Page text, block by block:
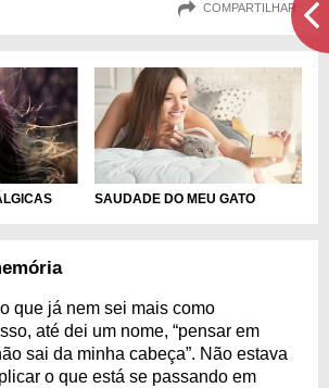
COMPARTILHAR
SAUDADE DO MEU GATO
que já nem sei mais como
até dei um nome, “pensar em
sai da minha cabeça”. Não estava
o que está se passando em